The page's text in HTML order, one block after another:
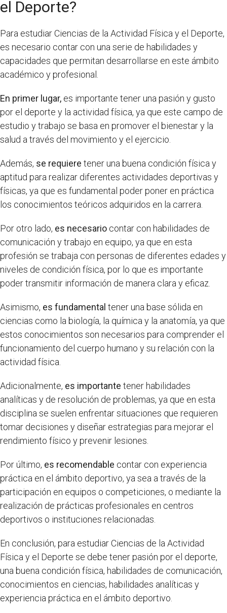
el Deporte?
Para estudiar Ciencias de la Actividad Física y el Deporte,
es necesario contar con una serie de habilidades y
capacidades que permitan desarrollarse en este ámbito
académico y profesional.
En primer lugar, es importante tener una pasión y gusto
por el deporte y la actividad física, ya que este campo de
estudio y trabajo se basa en promover el bienestar y la
salud a través del movimiento y el ejercicio.
Además, se requiere tener una buena condición física y
aptitud para realizar diferentes actividades deportivas y
físicas, ya que es fundamental poder poner en práctica
los conocimientos teóricos adquiridos en la carrera.
Por otro lado, es necesario contar con habilidades de
comunicación y trabajo en equipo, ya que en esta
profesión se trabaja con personas de diferentes edades y
niveles de condición física, por lo que es importante
poder transmitir información de manera clara y eficaz.
Asimismo, es fundamental tener una base sólida en
ciencias como la biología, la química y la anatomía, ya que
estos conocimientos son necesarios para comprender el
funcionamiento del cuerpo humano y su relación con la
actividad física.
Adicionalmente, es importante tener habilidades
analíticas y de resolución de problemas, ya que en esta
disciplina se suelen enfrentar situaciones que requieren
tomar decisiones y diseñar estrategias para mejorar el
rendimiento físico y prevenir lesiones.
Por último, es recomendable contar con experiencia
práctica en el ámbito deportivo, ya sea a través de la
participación en equipos o competiciones, o mediante la
realización de prácticas profesionales en centros
deportivos o instituciones relacionadas.
En conclusión, para estudiar Ciencias de la Actividad
Física y el Deporte se debe tener pasión por el deporte,
una buena condición física, habilidades de comunicación,
conocimientos en ciencias, habilidades analíticas y
experiencia práctica en el ámbito deportivo.